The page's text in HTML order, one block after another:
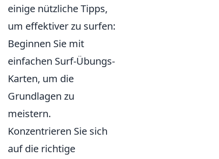
einige nützliche Tipps,
um effektiver zu surfen:
Beginnen Sie mit
einfachen Surf-Übungs-
Karten, um die
Grundlagen zu
meistern.
Konzentrieren Sie sich
auf die richtige